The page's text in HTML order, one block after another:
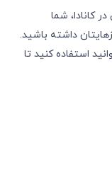
کانادا، شما
داشته باشید.
استفاده کنید تا